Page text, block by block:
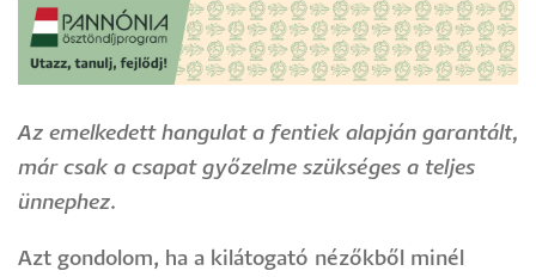
Image
Az emelkedett hangulat a fentiek alapján garantált,
már csak a csapat győzelme szükséges a teljes
ünnephez.
Azt gondolom, ha a kilátogató nézőkből minél